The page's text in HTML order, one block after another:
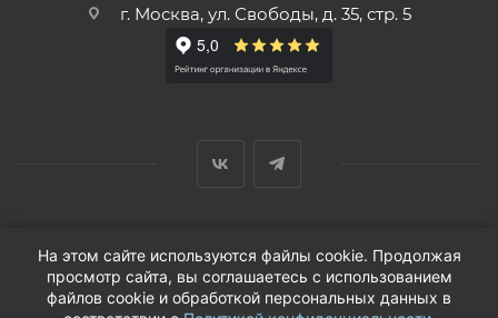
г. Москва, ул. Свободы, д. 35, стр. 5
© ООО «Вендорс», 1999-2026 г.
На этом сайте используются файлы cookie. Продолжая
просмотр сайта, вы соглашаетесь с использованием
файлов cookie и обработкой персональных данных в